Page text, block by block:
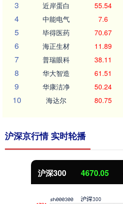
3 近岸蛋白 55.54
4 中能电气 7.6
5 毕得医药 70.67
6 海正生材 11.89
7 普瑞眼科 38.11
8 华大智造 61.51
9 华康洁净 50.24
10 海达尔 80.75
沪深京行情 实时轮播
沪深300 4670.05